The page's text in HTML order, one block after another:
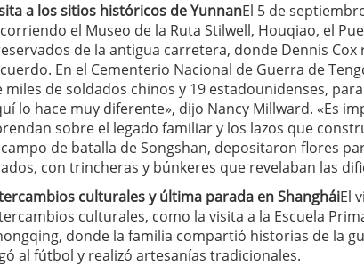
a los sitios históricos de YunnanEl 5 de
el Museo de la Ruta Stilwell, Houqiao, el
de la antigua carretera, donde Dennis
En el Cementerio Nacional de Guerra de
miles de soldados chinos y 19 estadounidenses,
lo hace muy diferente», dijo Nancy Millward. «Es
sobre el legado familiar y los lazos que
de batalla de Songshan, depositaron flores
con trincheras y búnkeres que revelaban las
culturales y última parada en ShangháiEl
culturales, como la visita a la Escuela
donde la familia compartió historias de la
al fútbol y realizó artesanías tradicionales.